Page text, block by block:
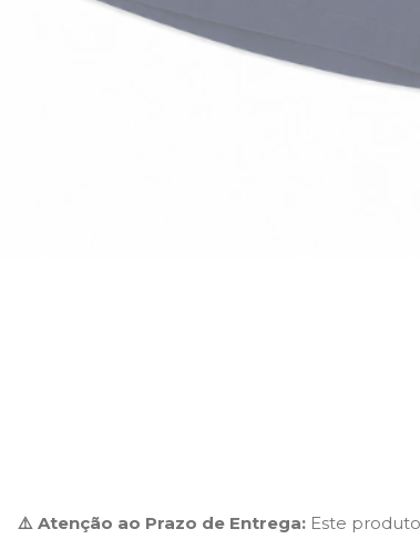
⚠️ Atenção ao Prazo de Entrega: Este